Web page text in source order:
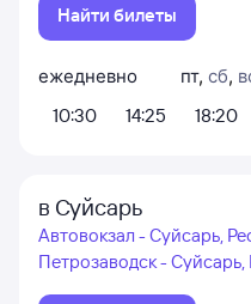
Найти билеты
ежедневно
10:30
14:25
пт, сб,
18:20
в Суйсарь
Автовокзал - Суйсарь,
Петрозаводск -